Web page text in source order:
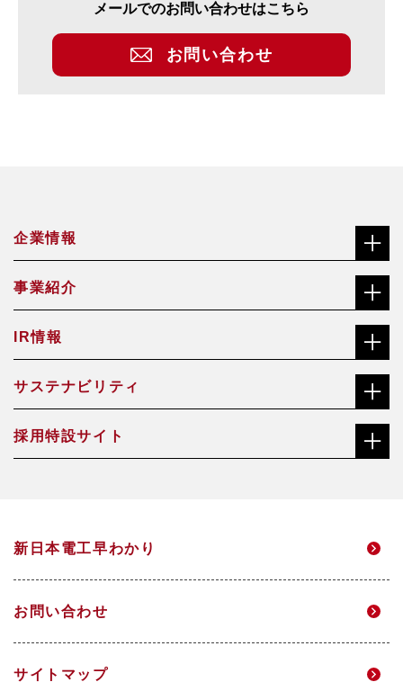
メールでのお問い合わせはこちら
お問い合わせ
企業情報
社長メッセージ（ごあいさつ）
沿革
事業紹介
合金鉄事業
焼却灰資源化事業
研究開発
IR情報
株主・投資家の皆さまへ
サステナビリティ
社長メッセージ（ごあいさつ）
環境
DX
採用特設サイト
高校生・技能職サイト
新日本電工早わかり
お問い合わせ
サイトマップ